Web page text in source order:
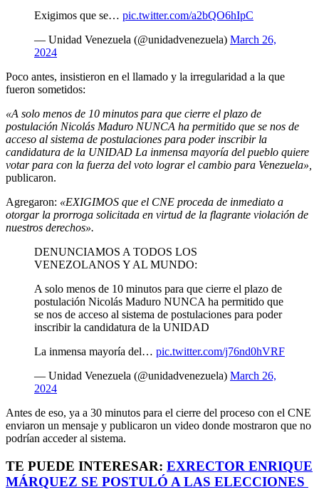
Exigimos que se… pic.twitter.com/a2bQO6hIpC
— Unidad Venezuela (@unidadvenezuela) March 26,
2024
Poco antes, insistieron en el llamado y la irregularidad a la que
fueron sometidos:
«A solo menos de 10 minutos para que cierre el plazo de
postulación Nicolás Maduro NUNCA ha permitido que se nos de
acceso al sistema de postulaciones para poder inscribir la
candidatura de la UNIDAD La inmensa mayoría del pueblo quiere
votar para con la fuerza del voto lograr el cambio para Venezuela»,
publicaron.
Agregaron: «EXIGIMOS que el CNE proceda de inmediato a
otorgar la prorroga solicitada en virtud de la flagrante violación de
nuestros derechos».
DENUNCIAMOS A TODOS LOS
VENEZOLANOS Y AL MUNDO:
A solo menos de 10 minutos para que cierre el plazo de
postulación Nicolás Maduro NUNCA ha permitido que
se nos de acceso al sistema de postulaciones para poder
inscribir la candidatura de la UNIDAD
La inmensa mayoría del… pic.twitter.com/j76nd0hVRF
— Unidad Venezuela (@unidadvenezuela) March 26,
2024
Antes de eso, ya a 30 minutos para el cierre del proceso con el CNE
enviaron un mensaje y publicaron un video donde mostraron que no
podrían acceder al sistema.
TE PUEDE INTERESAR: EXRECTOR ENRIQUE
MÁRQUEZ SE POSTULÓ A LAS ELECCIONES